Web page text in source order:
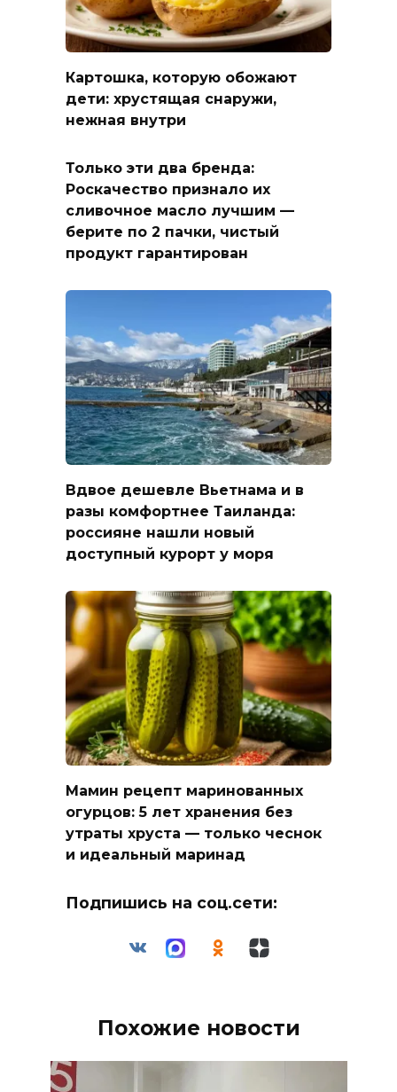
Картошка, которую обожают
дети: хрустящая снаружи,
нежная внутри
Только эти два бренда:
Роскачество признало их
сливочное масло лучшим —
берите по 2 пачки, чистый
продукт гарантирован
Вдвое дешевле Вьетнама и в
разы комфортнее Таиланда:
россияне нашли новый
доступный курорт у моря
Мамин рецепт маринованных
огурцов: 5 лет хранения без
утраты хруста — только чеснок
и идеальный маринад
Подпишись на соц.сети:
Похожие новости